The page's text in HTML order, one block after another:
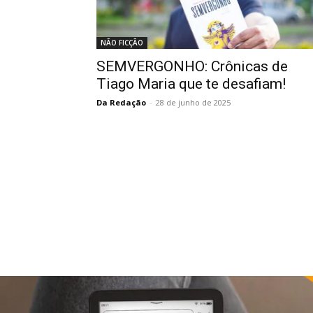
NÃO FICÇÃO
SEMVERGONHO: Crônicas de
Tiago Maria que te desafiam!
Da Redação - 28 de junho de 2025